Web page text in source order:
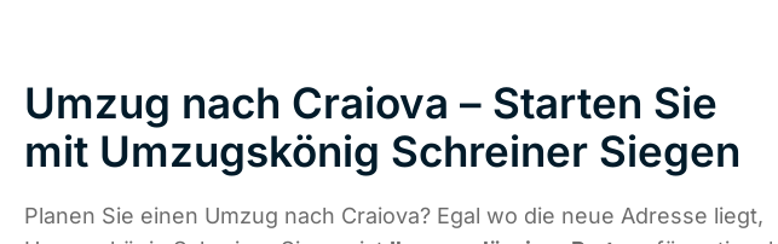
Umzug nach Craiova – Starten Sie
mit Umzugskönig Schreiner Siegen
Planen Sie einen Umzug nach Craiova? Egal wo die neue Adresse liegt,